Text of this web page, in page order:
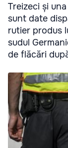
Treizeci și
sunt date
rutier produs
sudul
de flăcări